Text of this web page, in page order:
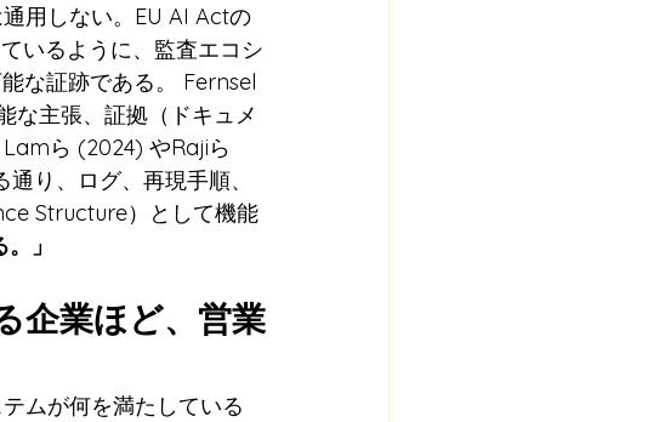
用しない。EU AI Actの
いるように、監査エコシ
な証跡である。 Fernsel
な主張、証拠（ドキュメ
ら (2024) やRajiら
り、ログ、再現手順、
Structure）として機能
」
企業ほど、営業
ムが何を満たしている